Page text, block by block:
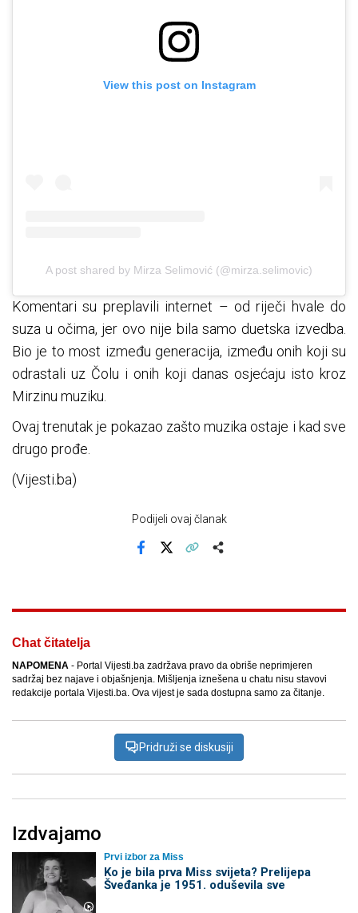
View this post on Instagram
A post shared by Mirza Selimović (@mirza.selimovic)
Komentari su preplavili internet – od riječi hvale do
suza u očima, jer ovo nije bila samo duetska izvedba.
Bio je to most između generacija, između onih koji su
odrastali uz Čolu i onih koji danas osjećaju isto kroz
Mirzinu muziku.
Ovaj trenutak je pokazao zašto muzika ostaje i kad sve
drugo prođe.
(Vijesti.ba)
Podijeli ovaj članak
Chat čitatelja
NAPOMENA - Portal Vijesti.ba zadržava pravo da obriše neprimjeren
sadržaj bez najave i objašnjenja. Mišljenja iznešena u chatu nisu stavovi
redakcije portala Vijesti.ba. Ova vijest je sada dostupna samo za čitanje.
Pridruži se diskusiji
Izdvajamo
Prvi izbor za Miss
Ko je bila prva Miss svijeta? Prelijepa
Šveđanka je 1951. oduševila sve